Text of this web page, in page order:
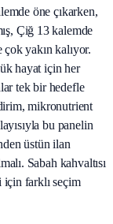
öne çıkarken,
Çiğ 13 kalemde
yakın kalıyor.
hayat için her
tek bir hedefle
mikronutrient
bu panelin
üstün ilan
Sabah kahvaltısı
için farklı seçim